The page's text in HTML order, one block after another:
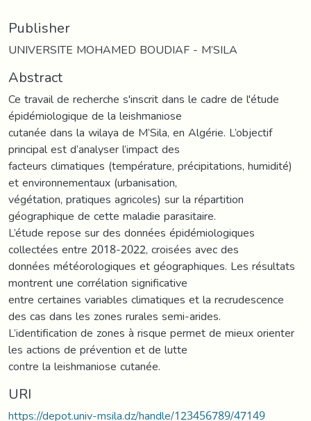
Publisher
UNIVERSITE MOHAMED BOUDIAF - M’SILA
Abstract
Ce travail de recherche s'inscrit dans le cadre de l'étude
épidémiologique de la leishmaniose
cutanée dans la wilaya de M’Sila, en Algérie. L’objectif
principal est d’analyser l’impact des
facteurs climatiques (température, précipitations, humidité)
et environnementaux (urbanisation,
végétation, pratiques agricoles) sur la répartition
géographique de cette maladie parasitaire.
L’étude repose sur des données épidémiologiques
collectées entre 2018-2022, croisées avec des
données météorologiques et géographiques. Les résultats
montrent une corrélation significative
entre certaines variables climatiques et la recrudescence
des cas dans les zones rurales semi-arides.
L’identification de zones à risque permet de mieux orienter
les actions de prévention et de lutte
contre la leishmaniose cutanée.
URI
https://depot.univ-msila.dz/handle/123456789/47149